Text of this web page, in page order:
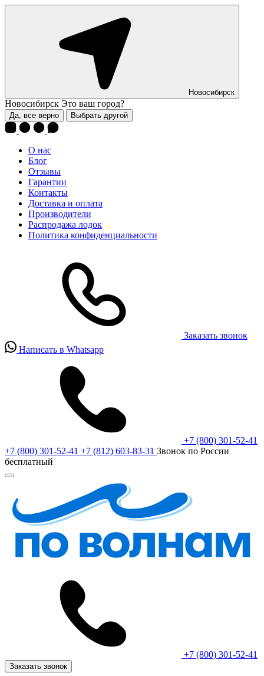
Новосибирск
Новосибирск Это ваш город?
Да, все верно Выбрать другой
О нас
Блог
Отзывы
Гарантии
Контакты
Доставка и оплата
Производители
Распродажа лодок
Политика конфиденциальности
Заказать звонок
Написать в Whatsapp
+7 (800) 301-52-41
+7 (800) 301-52-41 +7 (812) 603-83-31 Звонок по России
бесплатный
+7 (800) 301-52-41
Заказать звонок